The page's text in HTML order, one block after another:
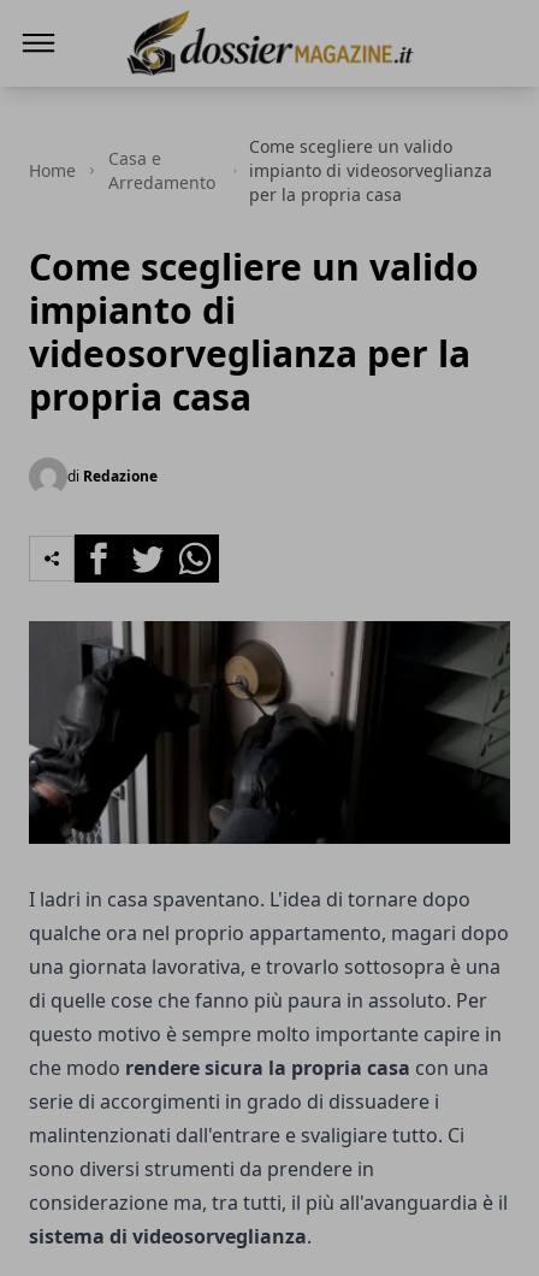
Home
Casa e
Arredamento
Come scegliere un valido
impianto di videosorveglianza
per la propria casa
Come scegliere un valido
impianto di
videosorveglianza per la
propria casa
di Redazione
FacebookTwitterWhatsapp
I ladri in casa spaventano. L'idea di tornare dopo
qualche ora nel proprio appartamento, magari dopo
una giornata lavorativa, e trovarlo sottosopra è una
di quelle cose che fanno più paura in assoluto. Per
questo motivo è sempre molto importante capire in
che modo rendere sicura la propria casa con una
serie di accorgimenti in grado di dissuadere i
malintenzionati dall'entrare e svaligiare tutto. Ci
sono diversi strumenti da prendere in
considerazione ma, tra tutti, il più all'avanguardia è il
sistema di videosorveglianza.